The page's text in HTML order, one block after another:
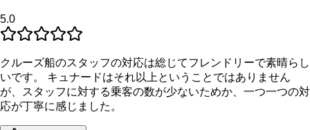
5.0
クルーズ船のスタッフの対応は総じてフレンドリーで素晴らし
いです。 キュナードはそれ以上ということではありません
が、スタッフに対する乗客の数が少ないためか、一つ一つの対
応が丁寧に感じました。